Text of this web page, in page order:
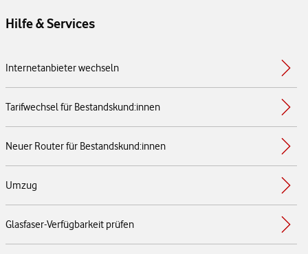
Hilfe & Services
Internetanbieter wechseln
Tarifwechsel für Bestandskund:innen
Neuer Router für Bestandskund:innen
Umzug
Glasfaser-Verfügbarkeit prüfen